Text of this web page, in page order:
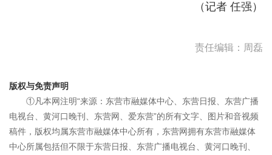
（记者 任强）
责任编辑：周磊
版权与免责声明
①凡本网注明“来源：东营市融媒体中心、东营日报、东营广播
电视台、黄河口晚刊、东营网、爱东营”的所有文字、图片和音视频
稿件，版权均属东营市融媒体中心所有，东营网拥有东营市融媒体
中心所属包括但不限于东营日报、东营广播电视台、黄河口晚刊、